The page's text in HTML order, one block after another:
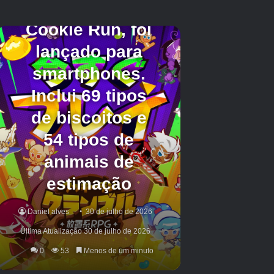
vez disso, recomendo focar na captura de
Clobbopus na natureza e na conclusão de
todas as tarefas de pesquisa de eventos que
você coletar. Dessa forma, você está cobrindo
todas as suas bases!
Eu recomendo fortemente capturar pelo menos
um Clobbopus antes do evento Well Armed
terminar, porque isso garantirá que você possa
evoluí-lo para Grapploct. No momento em que
este artigo foi escrito, não sabemos quais
serão as chances de aparecimento de
Clobbopus após o término do evento, portanto,
conseguir apenas um economizará seu tempo
no futuro.